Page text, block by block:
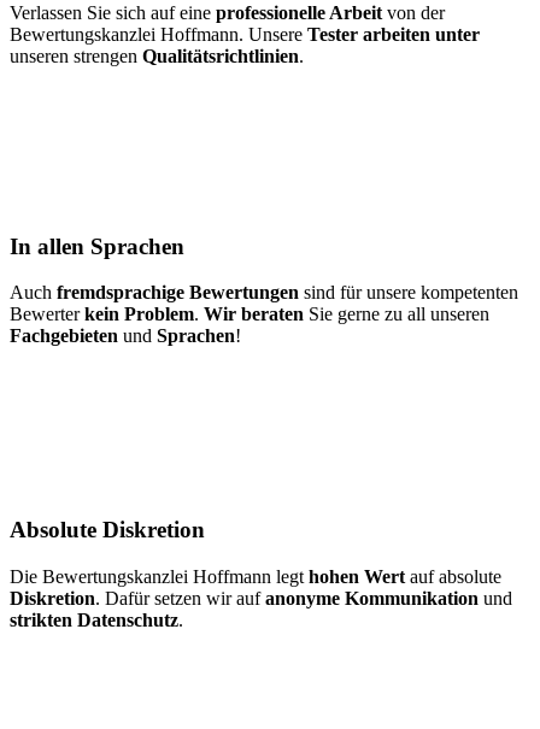
Verlassen Sie sich auf eine professionelle Arbeit von der
Bewertungskanzlei Hoffmann. Unsere Tester arbeiten unter
unseren strengen Qualitätsrichtlinien.
In allen Sprachen
Auch fremdsprachige Bewertungen sind für unsere kompetenten
Bewerterkein Problem. Wir beraten Sie gerne zu all unseren
Fachgebieten und Sprachen!
Absolute Diskretion
Die Bewertungskanzlei Hoffmann legt hohen Wert auf absolute
Diskretion. Dafür setzen wir aufanonyme Kommunikation und
strikten Datenschutz.